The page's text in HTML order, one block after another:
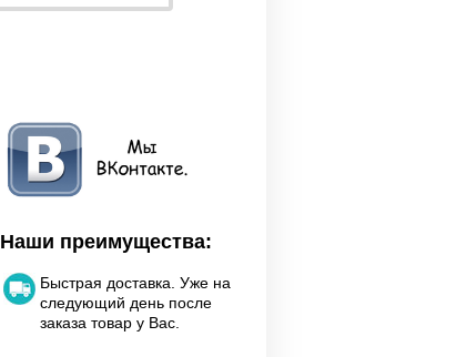
Наши преимущества:
Быстрая доставка. Уже на
следующий день после
заказа товар у Вас.